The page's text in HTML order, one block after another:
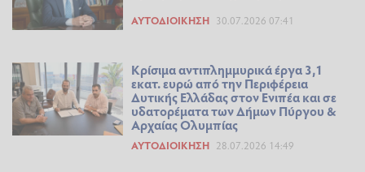
ΑΥΤΟΔΙΟΊΚΗΣΗ 30.07.2026 07:41
Κρίσιμα αντιπλημμυρικά έργα 3,1
εκατ. ευρώ από την Περιφέρεια
Δυτικής Ελλάδας στον Ενιπέα και σε
υδατορέματα των Δήμων Πύργου &
Αρχαίας Ολυμπίας
ΑΥΤΟΔΙΟΊΚΗΣΗ 28.07.2026 14:49